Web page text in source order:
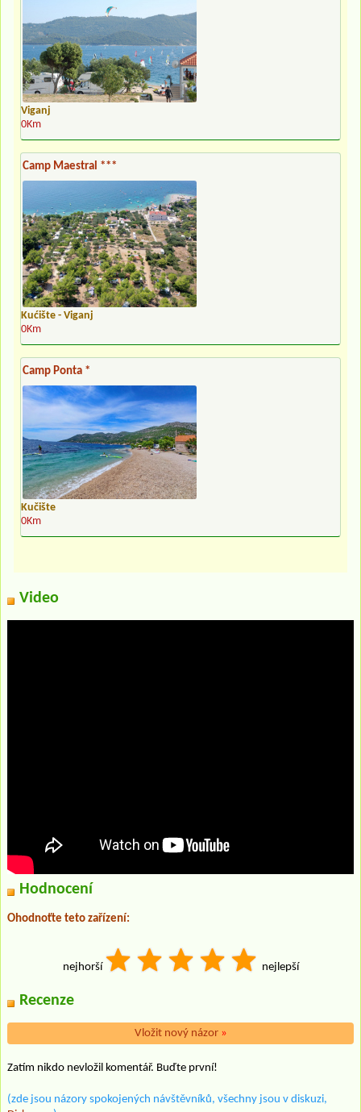
Viganj
0Km
Camp Maestral ***
Kućište - Viganj
0Km
Camp Ponta *
Kučište
0Km
Video
Hodnocení
Ohodnoťte teto zařízení:
nejhorší nejlepší
Recenze
Vložit nový názor »
Zatím nikdo nevložil komentář. Buďte první!
(zde jsou názory spokojených návštěvníků, všechny jsou v diskuzi,